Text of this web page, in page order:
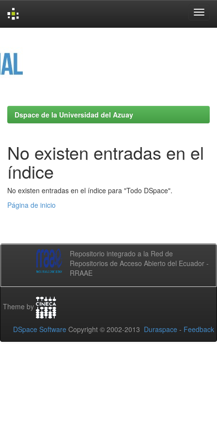
Dspace de la Universidad del Azuay
No existen entradas en el
índice
No existen entradas en el índice para "Todo DSpace".
Página de inicio
Repositorio integrado a la Red de
Repositorios de Acceso Abierto del Ecuador -
RRAAE
Theme by
DSpace Software Copyright © 2002-2013 Duraspace - Feedback